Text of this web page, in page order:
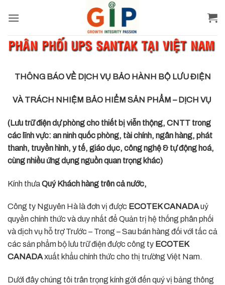
THÔNG BÁO VỀ DỊCH VỤ BẢO HÀNH BỘ LƯU ĐIỆN
VÀ TRÁCH NHIỆM BẢO HIỂM SẢN PHẨM – DỊCH VỤ
(Lưu trữ điện dự phòng cho thiết bị viễn thộng, CNTT trong
các lĩnh vực: an ninh quốc phòng, tài chính, ngân hàng, phát
thanh, truyền hình, y tế, giáo dục, công nghệ & tự động hoá,
cùng nhiều ứng dụng nguồn quan trọng khác)
Kính thưaQuý Khách hàng trên cả nước,
Công ty Nguyên Hà là đơn vị được ECOTEK CANADAuỷ
quyền chính thức và duy nhất để Quản trị hệ thống phân phối
và dịch vụ hỗ trợ Trước – Trong – Sau bán hàng đối với tấc cả
các sản phẩm bộ lưu trữ điện được công ty ECOTEK
CANADAxuất khẩu chính thức cho thị trường Việt Nam.
Dưới đây chúng tôi trân trọng kính gởi đến quý vị bảng thông